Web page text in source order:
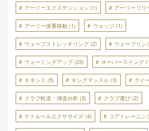
アーリーエクステンション (1) アーリーリリ
アーリー体重移動 (1) ウェッジ (1)
ウェーブストレッチリング (2) ウェーブリン
ウォーミングアップ(23) オーバースイング
キネシス (5) キングマッスル (3) クイ
クラブ軌道・弾道分析 (3) クラブ選び (2)
ケトルベルエクササイズ (4) コアトレーニン